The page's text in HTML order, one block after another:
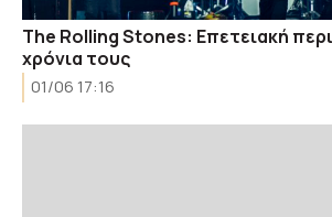
The Rolling Stones: Επετειακή
χρόνια τους
01/06 17:16